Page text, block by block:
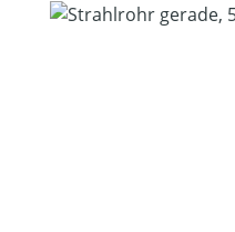
Bildergalerie überspringen